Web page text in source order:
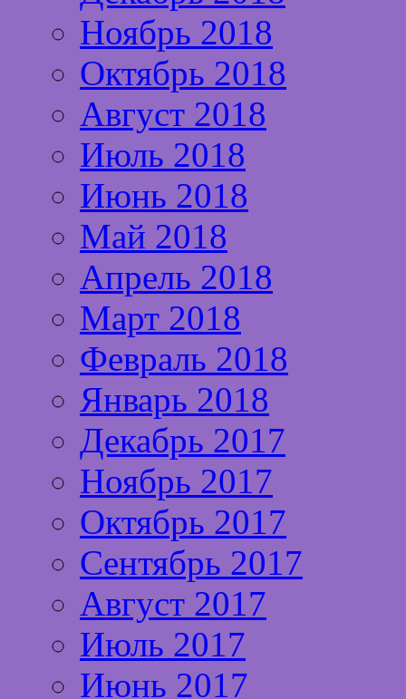
Ноябрь 2018
Октябрь 2018
Август 2018
Июль 2018
Июнь 2018
Май 2018
Апрель 2018
Март 2018
Февраль 2018
Январь 2018
Декабрь 2017
Ноябрь 2017
Октябрь 2017
Сентябрь 2017
Август 2017
Июль 2017
Июнь 2017